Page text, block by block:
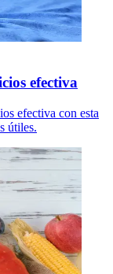
efectiva
efectiva con esta
útiles.